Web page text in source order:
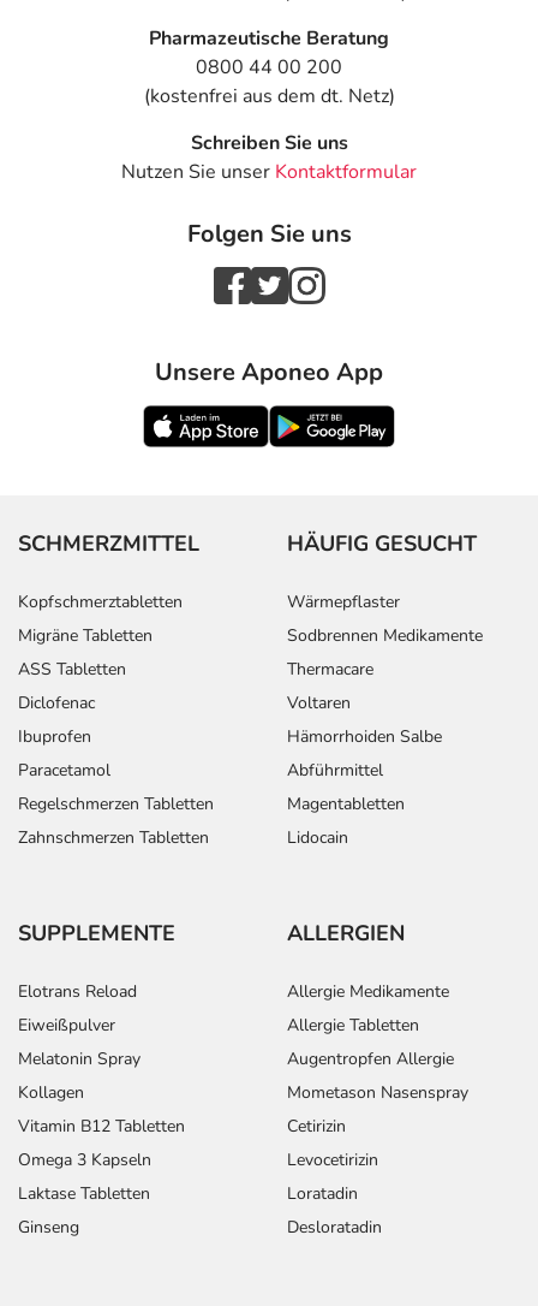
Pharmazeutische Beratung
0800 44 00 200
(kostenfrei aus dem dt. Netz)
Schreiben Sie uns
Nutzen Sie unser Kontaktformular
Folgen Sie uns
Unsere Aponeo App
SCHMERZMITTEL
Kopfschmerztabletten
Migräne Tabletten
ASS Tabletten
Diclofenac
Ibuprofen
Paracetamol
Regelschmerzen Tabletten
Zahnschmerzen Tabletten
HÄUFIG GESUCHT
Wärmepflaster
Sodbrennen Medikamente
Thermacare
Voltaren
Hämorrhoiden Salbe
Abführmittel
Magentabletten
Lidocain
SUPPLEMENTE
Elotrans Reload
Eiweißpulver
Melatonin Spray
Kollagen
Vitamin B12 Tabletten
Omega 3 Kapseln
Laktase Tabletten
Ginseng
ALLERGIEN
Allergie Medikamente
Allergie Tabletten
Augentropfen Allergie
Mometason Nasenspray
Cetirizin
Levocetirizin
Loratadin
Desloratadin